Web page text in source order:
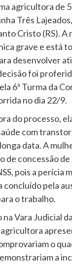
agricultora de
Três
Cristo (RS).
grave e está
desenvolver
foi
6ª Turma da
no dia 22/9.
do processo,
com
data. A
de concessão
pois a perícia
concluído pela
o trabalho.
na Vara Judicial
agricultora
o
a